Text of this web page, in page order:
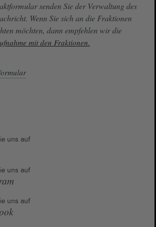
senden Sie der Verwaltung des
Wenn Sie sich an die Fraktionen
möchten, dann empfehlen wir die
mit den Fraktionen.
uns auf
uns auf
uns auf